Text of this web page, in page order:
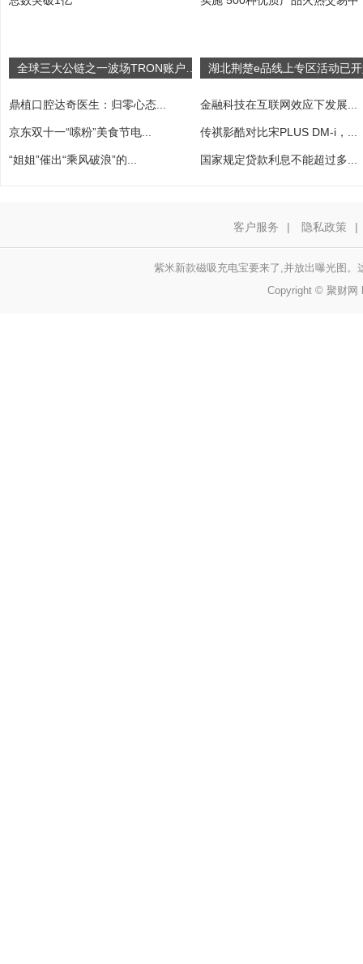
鼎植口腔达奇医生：归零心态... 金融科技在互联网效应下发展...
京东双十一“嗦粉”美食节电... 传祺影酷对比宋PLUS DM-i，...
“姐姐”催出“乘风破浪”的... 国家规定贷款利息不能超过多...
客户服务 | 隐私政策 |
紫米新款磁吸充电宝要来了,并放出曝光图
Copyright © 聚财网